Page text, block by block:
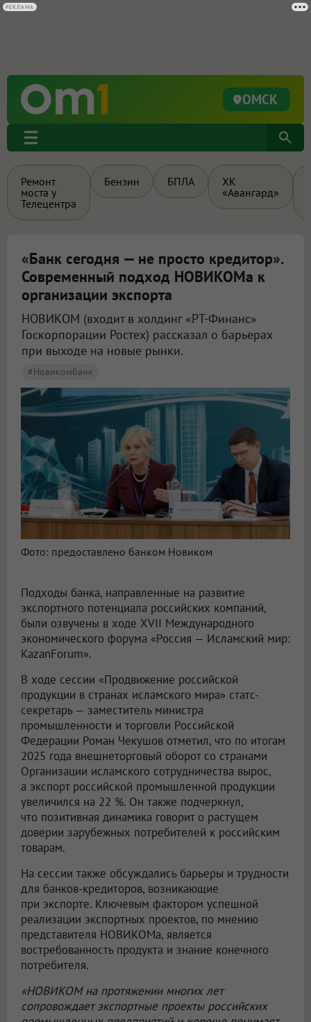
ОМСК
Ремонт
моста у
Телецентра
Бензин БПЛА
ХК
«Авангард»
«Банк сегодня — не просто кредитор».
Современный подход НОВИКОМа к
организации экспорта
НОВИКОМ (входит в холдинг «РТ-Финанс»
Госкорпорации Ростех) рассказал о барьерах
при выходе на новые рынки.
#Новикомбанк
Фото: предоставлено банком Новиком
Подходы банка, направленные на развитие
экспортного потенциала российских компаний,
были озвучены в ходе XVII Международного
экономического форума «Россия — Исламский мир:
KazanForum».
В ходе сессии «Продвижение российской
продукции в странах исламского мира» статс-
секретарь — заместитель министра
промышленности и торговли Российской
Федерации Роман Чекушов отметил, что по итогам
2025 года внешнеторговый оборот со странами
Организации исламского сотрудничества вырос,
а экспорт российской промышленной продукции
увеличился на 22 %. Он также подчеркнул,
что позитивная динамика говорит о растущем
доверии зарубежных потребителей к российским
товарам.
На сессии также обсуждались барьеры и трудности
для банков-кредиторов, возникающие
при экспорте. Ключевым фактором успешной
реализации экспортных проектов, по мнению
представителя НОВИКОМа, является
востребованность продукта и знание конечного
потребителя.
«НОВИКОМ на протяжении многих лет
сопровождает экспортные проекты российских
РЕКЛАМА